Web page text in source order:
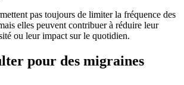
pas toujours de limiter la fréquence des
elles peuvent contribuer à réduire leur
ou leur impact sur le quotidien.
pour des migraines